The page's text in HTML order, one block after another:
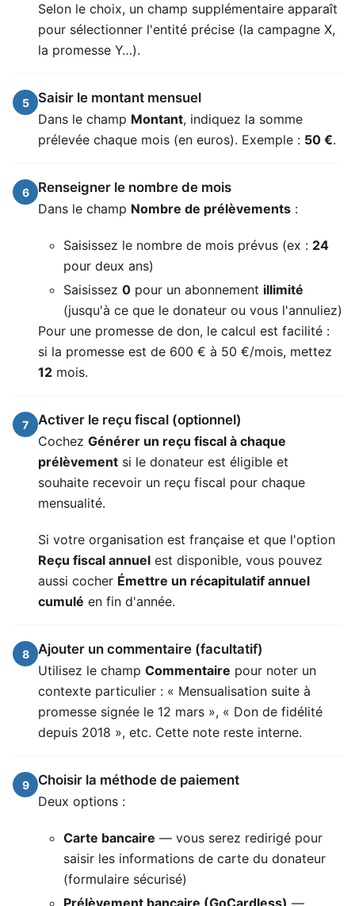
Selon le choix, un champ supplémentaire apparaît
pour sélectionner l'entité précise (la campagne X,
la promesse Y…).
5
Saisir le montant mensuel
Dans le champ Montant, indiquez la somme
prélevée chaque mois (en euros). Exemple : 50 €.
6
Renseigner le nombre de mois
Dans le champ Nombre de prélèvements :
Saisissez le nombre de mois prévus (ex : 24
pour deux ans)
Saisissez 0 pour un abonnement illimité
(jusqu'à ce que le donateur ou vous l'annuliez)
Pour une promesse de don, le calcul est facilité :
si la promesse est de 600 € à 50 €/mois, mettez
12 mois.
7
Activer le reçu fiscal (optionnel)
Cochez Générer un reçu fiscal à chaque
prélèvement si le donateur est éligible et
souhaite recevoir un reçu fiscal pour chaque
mensualité.
Si votre organisation est française et que l'option
Reçu fiscal annuel est disponible, vous pouvez
aussi cocher Émettre un récapitulatif annuel
cumulé en fin d'année.
8
Ajouter un commentaire (facultatif)
Utilisez le champ Commentaire pour noter un
contexte particulier : « Mensualisation suite à
promesse signée le 12 mars », « Don de fidélité
depuis 2018 », etc. Cette note reste interne.
9
Choisir la méthode de paiement
Deux options :
Carte bancaire — vous serez redirigé pour
saisir les informations de carte du donateur
(formulaire sécurisé)